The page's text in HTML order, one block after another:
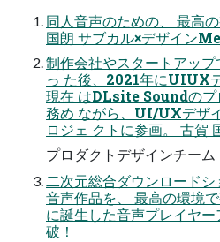
同人音声のための、 最高
国朗 サブカル×デザイン
制作会社やスタートアッ
っ た後、2021年にUIUX
現在 はDLsite Soundのプ
務め ながら、UI/UXデザ
ロジェ クトに参画。 古
プロダクトデザインチーム
二次元総合ダウンロード
音声作品を、 最高の環境
に誕生した音声プレイヤ
破！